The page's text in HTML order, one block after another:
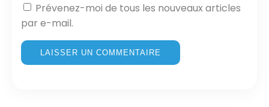
Prévenez-moi de tous les nouveaux articles
par e-mail.